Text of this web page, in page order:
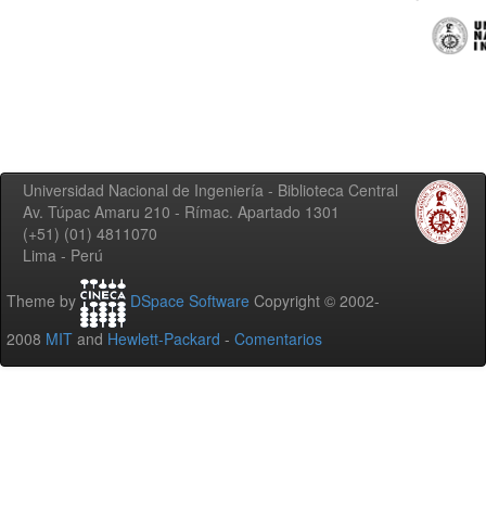
Universidad Nacional de Ingeniería - Biblioteca Central
Av. Túpac Amaru 210 - Rímac. Apartado 1301
(+51) (01) 4811070
Lima - Perú
Theme by DSpace Software Copyright © 2002-
2008 MIT and Hewlett-Packard - Comentarios